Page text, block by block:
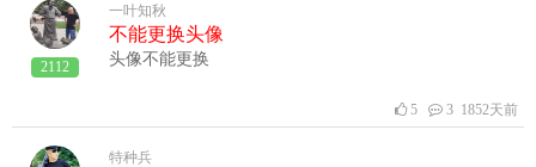
2112
一叶知秋
不能更换头像
头像不能更换
5 3 1852天前
特种兵